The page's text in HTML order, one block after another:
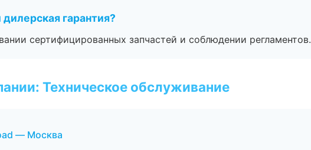
гарантия?
сертифицированных запчастей и соблюдении регламентов.
Техническое обслуживание
— Москва